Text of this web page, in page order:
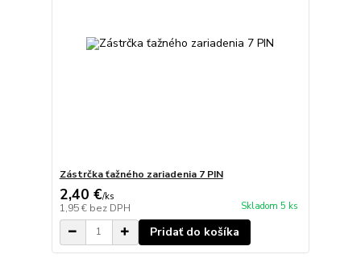
Zástrčka ťažného zariadenia 7 PIN
2,40 €/ks
1,95 € bez DPH Skladom 5 ks
Pridať do košíka